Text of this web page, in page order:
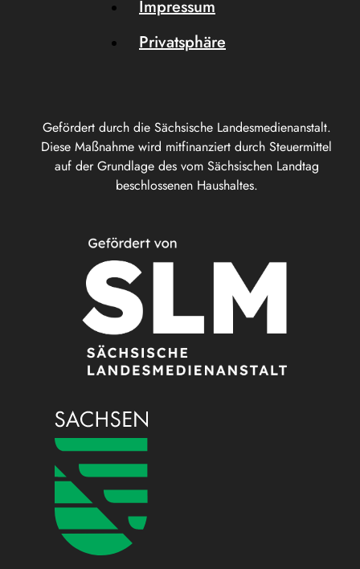
Gefördert durch die Sächsische Landesmedienanstalt.
Diese Maßnahme wird mitfinanziert durch Steuermittel
auf der Grundlage des vom Sächsischen Landtag
beschlossenen Haushaltes.
Impressum
Privatsphäre